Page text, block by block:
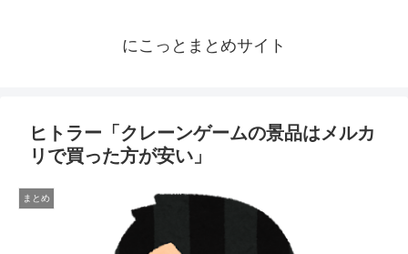
にこっとまとめサイト
ヒトラー「クレーンゲームの景品はメルカ
リで買った方が安い」
まとめ